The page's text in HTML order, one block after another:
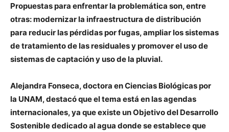
Propuestas para enfrentar la problemática son, entre
otras: modernizar la infraestructura de distribución
para reducir las pérdidas por fugas, ampliar los sistemas
de tratamiento de las residuales y promover el uso de
sistemas de captación y uso de la pluvial.
Alejandra Fonseca, doctora en Ciencias Biológicas por
la UNAM, destacó que el tema está en las agendas
internacionales, ya que existe un Objetivo del Desarrollo
Sostenible dedicado al agua donde se establece que